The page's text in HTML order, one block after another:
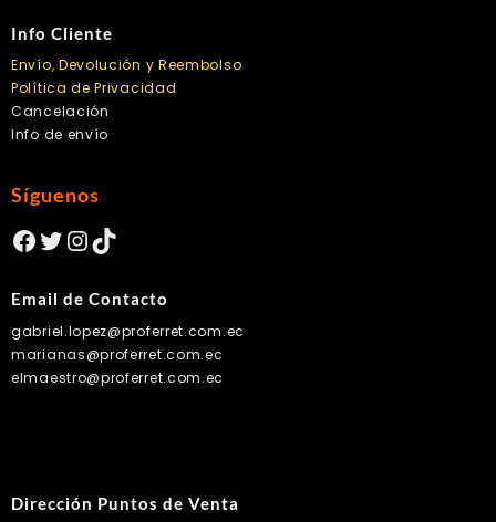
Info Cliente
Envío, Devolución y Reembolso
Política de Privacidad
Cancelación
Info de envío
Síguenos
Facebook
Twitter
Instagram
TikTok
Email de Contacto
gabriel.lopez@proferret.com.ec
marianas@proferret.com.ec
elmaestro@proferret.com.ec
Dirección Puntos de Venta